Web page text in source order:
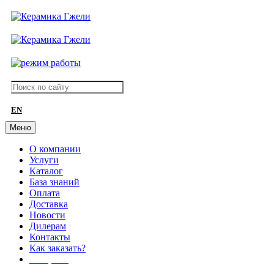
EN
Меню
О компании
Услуги
Каталог
База знаний
Оплата
Доставка
Новости
Дилерам
Контакты
Как заказать?